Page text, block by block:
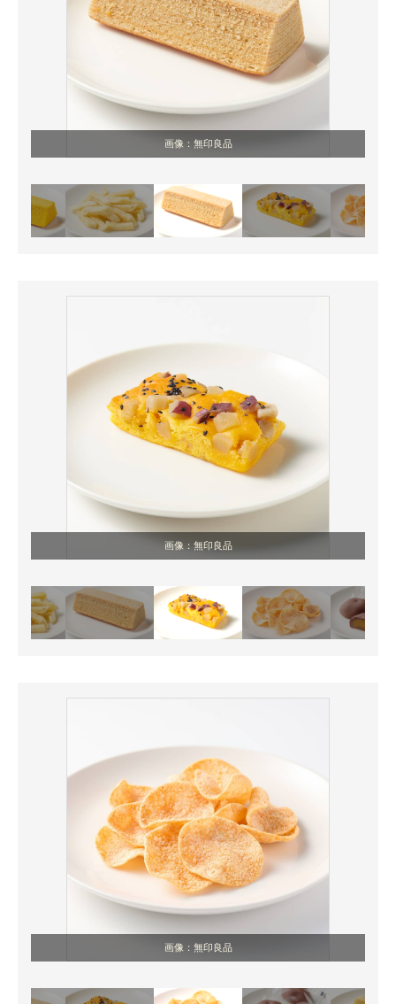
画像：無印良品
画像：無印良品
画像：無印良品